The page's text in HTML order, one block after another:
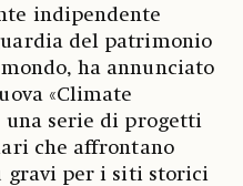
indipendente
del patrimonio
ha annunciato
«Climate
serie di progetti
che affrontano
gravi per i siti storici